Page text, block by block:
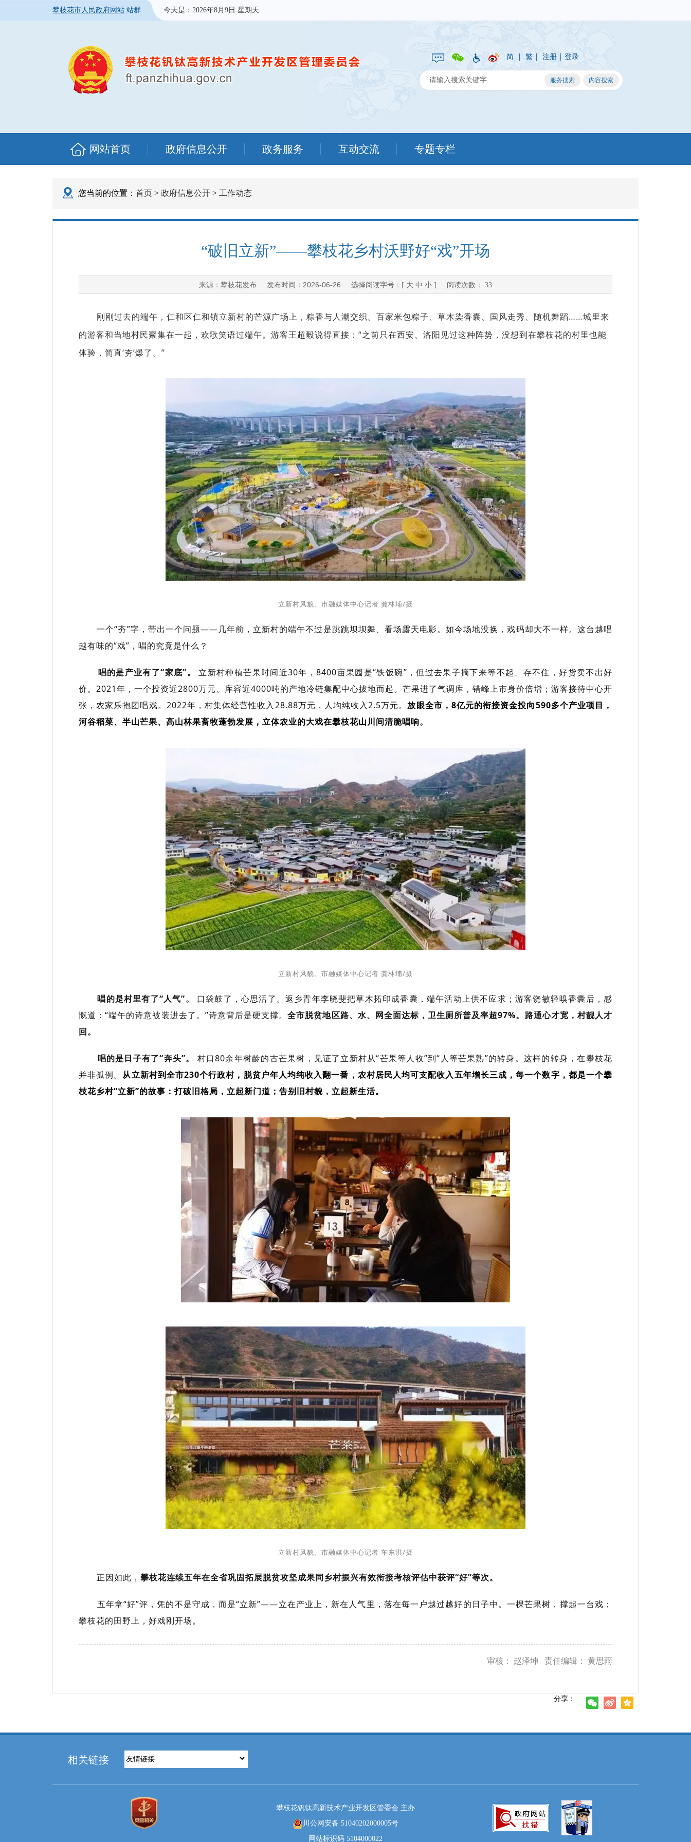
攀枝花市人民政府网站 站群 今天是： 2026年8月9日 星期天
简 | 繁 | 注册 | 登录
网站首页 政府信息公开 政务服务 互动交流 专题专栏
您当前的位置： 首页 > 政府信息公开 > 工作动态
“破旧立新”——攀枝花乡村沃野好“戏”开场
来源： 攀枝花发布 发布时间： 2026-06-26 选择阅读字号：[ 大 中 小 ] 阅读次数： 33
刚刚过去的端午，仁和区仁和镇立新村的芒源广场上，粽香与人潮交织。百家米包粽子、草木染香囊、国风走秀、随机舞蹈……城里来
的游客和当地村民聚集在一起，欢歌笑语过端午。游客王超毅说得直接：“之前只在西安、洛阳见过这种阵势，没想到在攀枝花的村里也能
体验，简直‘夯’爆了。”
立新村风貌。市融媒体中心记者 龚林埔/摄
一个“夯”字，带出一个问题——几年前，立新村的端午不过是跳跳坝坝舞、看场露天电影。如今场地没换，戏码却大不一样。这台越唱
越有味的“戏”，唱的究竟是什么？
唱的是产业有了“家底”。
立新村种植芒果时间近30年，8400亩果园是“铁饭碗”，但过去果子摘下来等不起、存不住，好货卖不出好
价。2021年，一个投资近2800万元、库容近4000吨的产地冷链集配中心拔地而起。芒果进了气调库，错峰上市身价倍增；游客接待中心开
张，农家乐抱团唱戏。2022年，村集体经营性收入28.88万元，人均纯收入2.5万元。 放眼全市，8亿元的衔接资金投向590多个产业项目，
河谷稻菜、半山芒果、高山林果畜牧蓬勃发展，立体农业的大戏在攀枝花山川间清脆唱响。
立新村风貌。市融媒体中心记者 龚林埔/摄
唱的是村里有了“人气”。
口袋鼓了，心思活了。返乡青年李晓斐把草木拓印成香囊，端午活动上供不应求；游客饶敏轻嗅香囊后，感
慨道：“端午的诗意被装进去了。”诗意背后是硬支撑。全市脱贫地区路、水、网全面达标，卫生厕所普及率超97%。路通心才宽，村靓人才
回。
唱的是日子有了“奔头”。
村口80余年树龄的古芒果树，见证了立新村从“芒果等人收”到“人等芒果熟”的转身。这样的转身，在攀枝花
并非孤例。 从立新村到全市230个行政村，脱贫户年人均纯收入翻一番，农村居民人均可支配收入五年增长三成，每一个数字，都是一个攀
枝花乡村“立新”的故事：打破旧格局，立起新门道；告别旧村貌，立起新生活。
立新村风貌。市融媒体中心记者 车东洪/摄
正因如此， 攀枝花连续五年在全省巩固拓展脱贫攻坚成果同乡村振兴有效衔接考核评估中获评“好”等次。
五年拿“好”评，凭的不是守成，而是“立新”——立在产业上，新在人气里，落在每一户越过越好的日子中。一棵芒果树，撑起一台戏；
攀枝花的田野上，好戏刚开场。
审核： 赵泽坤 责任编辑： 黄思雨
分享：
相关链接
攀枝花钒钛高新技术产业开发区管委会 主办
川公网安备 51040202000005号
网站标识码 5104000022